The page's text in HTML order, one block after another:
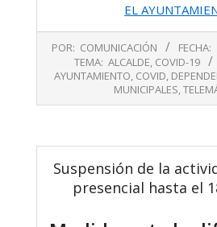
EL
03-
POR: COMUNICACIÓN FECHA:
TEMA: ALCALDE, COVID-19
AYUNTAMIENTO, COVID,
MUNICIPALES,
Suspensión de la
presencial hasta el